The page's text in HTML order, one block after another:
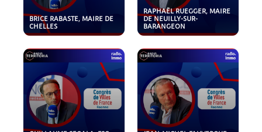
BRICE RABASTE, MAIRE DE
CHELLES
RAPHAËL RUEGGER, MAIRE
DE NEUILLY-SUR-
BARANGEON